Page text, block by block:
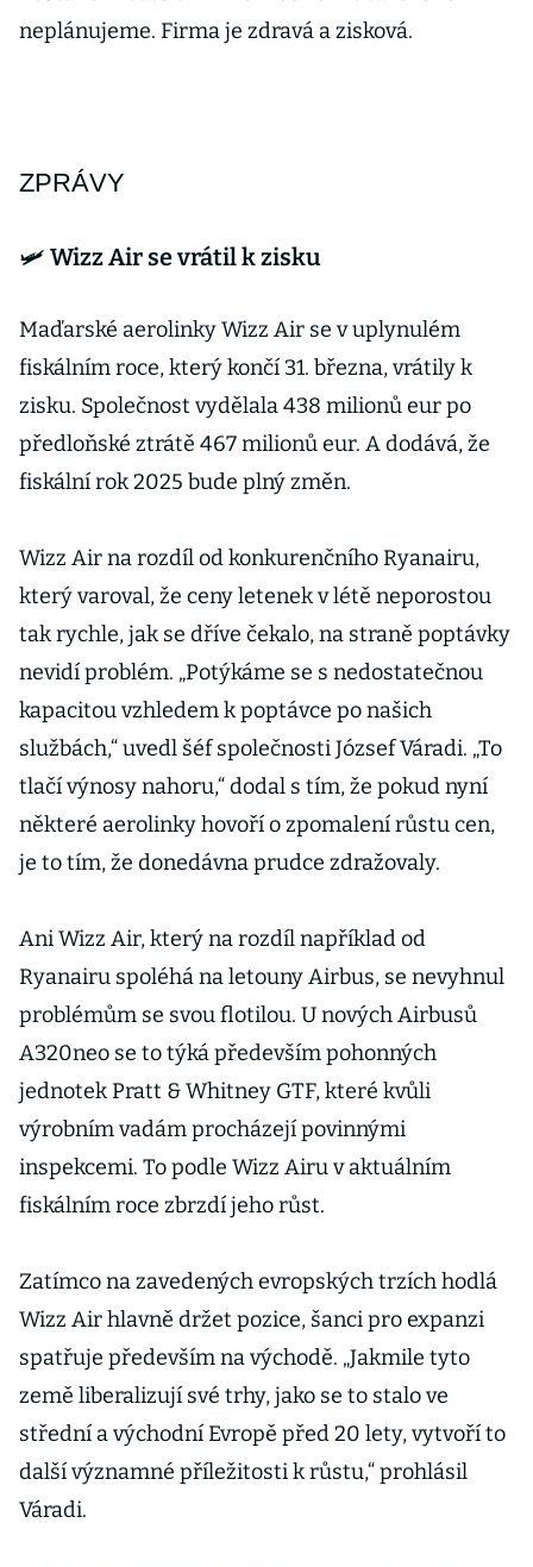
neplánujeme. Firma je zdravá a zisková.
ZPRÁVY
🛩️ Wizz Air se vrátil k zisku
Maďarské aerolinky Wizz Air se v uplynulém
fiskálním roce, který končí 31. března, vrátily k
zisku. Společnost vydělala 438 milionů eur po
předloňské ztrátě 467 milionů eur. A dodává, že
fiskální rok 2025 bude plný změn.
Wizz Air na rozdíl od konkurenčního Ryanairu,
který varoval, že ceny letenek v létě neporostou
tak rychle, jak se dříve čekalo, na straně poptávky
nevidí problém. „Potýkáme se s nedostatečnou
kapacitou vzhledem k poptávce po našich
službách,“ uvedl šéf společnosti József Váradi. „To
tlačí výnosy nahoru,“ dodal s tím, že pokud nyní
některé aerolinky hovoří o zpomalení růstu cen,
je to tím, že donedávna prudce zdražovaly.
Ani Wizz Air, který na rozdíl například od
Ryanairu spoléhá na letouny Airbus, se nevyhnul
problémům se svou flotilou. U nových Airbusů
A320neo se to týká především pohonných
jednotek Pratt & Whitney GTF, které kvůli
výrobním vadám procházejí povinnými
inspekcemi. To podle Wizz Airu v aktuálním
fiskálním roce zbrzdí jeho růst.
Zatímco na zavedených evropských trzích hodlá
Wizz Air hlavně držet pozice, šanci pro expanzi
spatřuje především na východě. „Jakmile tyto
země liberalizují své trhy, jako se to stalo ve
střední a východní Evropě před 20 lety, vytvoří to
další významné příležitosti k růstu,“ prohlásil
Váradi.